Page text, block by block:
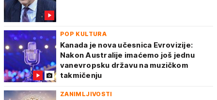
POP KULTURA
Kanada je nova učesnica Evrovizije:
Nakon Australije imaćemo još jednu
vanevropsku državu na muzičkom
takmičenju
ZANIMLJIVOSTI